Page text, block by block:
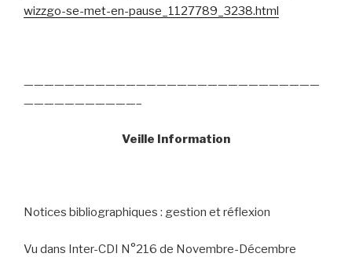
wizzgo-se-met-en-pause_1127789_3238.html
—————————————————————————————
———————————–
Veille Information
Notices bibliographiques : gestion et réflexion
Vu dans Inter-CDI N°216 de Novembre-Décembre